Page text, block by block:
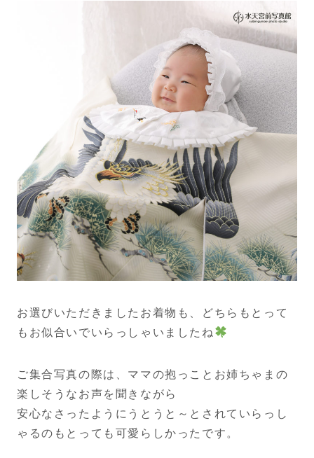
お選びいただきましたお着物も、どちらもとって
もお似合いでいらっしゃいましたね
ご集合写真の際は、ママの抱っことお姉ちゃまの
楽しそうなお声を聞きながら
安心なさったようにうとうと～とされていらっし
ゃるのもとっても可愛らしかったです。